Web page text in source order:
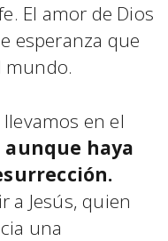
El amor de Dios
esperanza que
mundo.
en el
aunque haya
a Jesús, quien
una